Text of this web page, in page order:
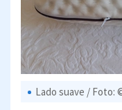
Lado suave / Foto: